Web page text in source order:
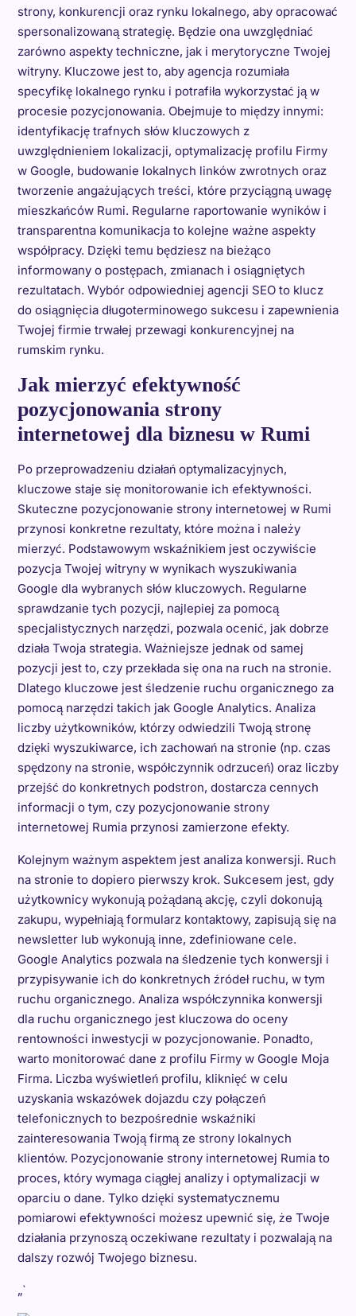
strony, konkurencji oraz rynku lokalnego, aby opracować
spersonalizowaną strategię. Będzie ona uwzględniać
zarówno aspekty techniczne, jak i merytoryczne Twojej
witryny. Kluczowe jest to, aby agencja rozumiała
specyfikę lokalnego rynku i potrafiła wykorzystać ją w
procesie pozycjonowania. Obejmuje to między innymi:
identyfikację trafnych słów kluczowych z
uwzględnieniem lokalizacji, optymalizację profilu Firmy
w Google, budowanie lokalnych linków zwrotnych oraz
tworzenie angażujących treści, które przyciągną uwagę
mieszkańców Rumi. Regularne raportowanie wyników i
transparentna komunikacja to kolejne ważne aspekty
współpracy. Dzięki temu będziesz na bieżąco
informowany o postępach, zmianach i osiągniętych
rezultatach. Wybór odpowiedniej agencji SEO to klucz
do osiągnięcia długoterminowego sukcesu i zapewnienia
Twojej firmie trwałej przewagi konkurencyjnej na
rumskim rynku.
Jak mierzyć efektywność
pozycjonowania strony
internetowej dla biznesu w Rumi
Po przeprowadzeniu działań optymalizacyjnych,
kluczowe staje się monitorowanie ich efektywności.
Skuteczne pozycjonowanie strony internetowej w Rumi
przynosi konkretne rezultaty, które można i należy
mierzyć. Podstawowym wskaźnikiem jest oczywiście
pozycja Twojej witryny w wynikach wyszukiwania
Google dla wybranych słów kluczowych. Regularne
sprawdzanie tych pozycji, najlepiej za pomocą
specjalistycznych narzędzi, pozwala ocenić, jak dobrze
działa Twoja strategia. Ważniejsze jednak od samej
pozycji jest to, czy przekłada się ona na ruch na stronie.
Dlatego kluczowe jest śledzenie ruchu organicznego za
pomocą narzędzi takich jak Google Analytics. Analiza
liczby użytkowników, którzy odwiedzili Twoją stronę
dzięki wyszukiwarce, ich zachowań na stronie (np. czas
spędzony na stronie, współczynnik odrzuceń) oraz liczby
przejść do konkretnych podstron, dostarcza cennych
informacji o tym, czy pozycjonowanie strony
internetowej Rumia przynosi zamierzone efekty.
Kolejnym ważnym aspektem jest analiza konwersji. Ruch
na stronie to dopiero pierwszy krok. Sukcesem jest, gdy
użytkownicy wykonują pożądaną akcję, czyli dokonują
zakupu, wypełniają formularz kontaktowy, zapisują się na
newsletter lub wykonują inne, zdefiniowane cele.
Google Analytics pozwala na śledzenie tych konwersji i
przypisywanie ich do konkretnych źródeł ruchu, w tym
ruchu organicznego. Analiza współczynnika konwersji
dla ruchu organicznego jest kluczowa do oceny
rentowności inwestycji w pozycjonowanie. Ponadto,
warto monitorować dane z profilu Firmy w Google Moja
Firma. Liczba wyświetleń profilu, kliknięć w celu
uzyskania wskazówek dojazdu czy połączeń
telefonicznych to bezpośrednie wskaźniki
zainteresowania Twoją firmą ze strony lokalnych
klientów. Pozycjonowanie strony internetowej Rumia to
proces, który wymaga ciągłej analizy i optymalizacji w
oparciu o dane. Tylko dzięki systematycznemu
pomiarowi efektywności możesz upewnić się, że Twoje
działania przynoszą oczekiwane rezultaty i pozwalają na
dalszy rozwój Twojego biznesu.
„`